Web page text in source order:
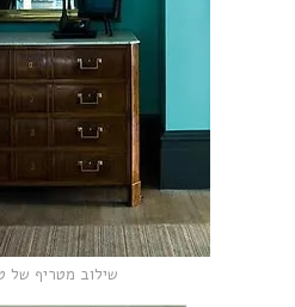
שילוב מטריף של